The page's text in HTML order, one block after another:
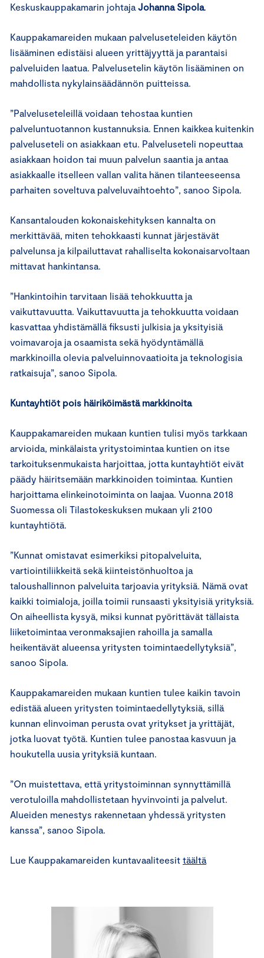
Keskuskauppakamarin johtaja Johanna Sipola.
Kauppakamareiden mukaan palveluseteleiden käytön
lisääminen edistäisi alueen yrittäjyyttä ja parantaisi
palveluiden laatua. Palvelusetelin käytön lisääminen on
mahdollista nykylainsäädännön puitteissa.
”Palveluseteleillä voidaan tehostaa kuntien
palveluntuotannon kustannuksia. Ennen kaikkea kuitenkin
palveluseteli on asiakkaan etu. Palveluseteli nopeuttaa
asiakkaan hoidon tai muun palvelun saantia ja antaa
asiakkaalle itselleen vallan valita hänen tilanteeseensa
parhaiten soveltuva palveluvaihtoehto”, sanoo Sipola.
Kansantalouden kokonaiskehityksen kannalta on
merkittävää, miten tehokkaasti kunnat järjestävät
palvelunsa ja kilpailuttavat rahalliselta kokonaisarvoltaan
mittavat hankintansa.
”Hankintoihin tarvitaan lisää tehokkuutta ja
vaikuttavuutta. Vaikuttavuutta ja tehokkuutta voidaan
kasvattaa yhdistämällä fiksusti julkisia ja yksityisiä
voimavaroja ja osaamista sekä hyödyntämällä
markkinoilla olevia palveluinnovaatioita ja teknologisia
ratkaisuja”, sanoo Sipola.
Kuntayhtiöt pois häiriköimästä markkinoita
Kauppakamareiden mukaan kuntien tulisi myös tarkkaan
arvioida, minkälaista yritystoimintaa kuntien on itse
tarkoituksenmukaista harjoittaa, jotta kuntayhtiöt eivät
päädy häiritsemään markkinoiden toimintaa. Kuntien
harjoittama elinkeinotoiminta on laajaa. Vuonna 2018
Suomessa oli Tilastokeskuksen mukaan yli 2100
kuntayhtiötä.
”Kunnat omistavat esimerkiksi pitopalveluita,
vartiointiliikkeitä sekä kiinteistönhuoltoa ja
taloushallinnon palveluita tarjoavia yrityksiä. Nämä ovat
kaikki toimialoja, joilla toimii runsaasti yksityisiä yrityksiä.
On aiheellista kysyä, miksi kunnat pyörittävät tällaista
liiketoimintaa veronmaksajien rahoilla ja samalla
heikentävät alueensa yritysten toimintaedellytyksiä”,
sanoo Sipola.
Kauppakamareiden mukaan kuntien tulee kaikin tavoin
edistää alueen yritysten toimintaedellytyksiä, sillä
kunnan elinvoiman perusta ovat yritykset ja yrittäjät,
jotka luovat työtä. Kuntien tulee panostaa kasvuun ja
houkutella uusia yrityksiä kuntaan.
”On muistettava, että yritystoiminnan synnyttämillä
verotuloilla mahdollistetaan hyvinvointi ja palvelut.
Alueiden menestys rakennetaan yhdessä yritysten
kanssa”, sanoo Sipola.
Lue Kauppakamareiden kuntavaaliteesit täältä